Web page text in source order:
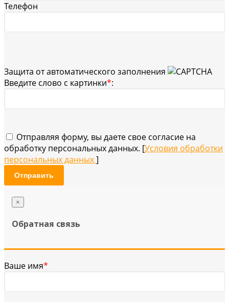
Телефон
Защита от автоматического заполнения
Введите слово с картинки*:
Отправляя форму, вы даете свое согласие на
обработку персональных данных. [Условия обработки
персональных данных]
Отправить
×
Обратная связь
Ваше имя*